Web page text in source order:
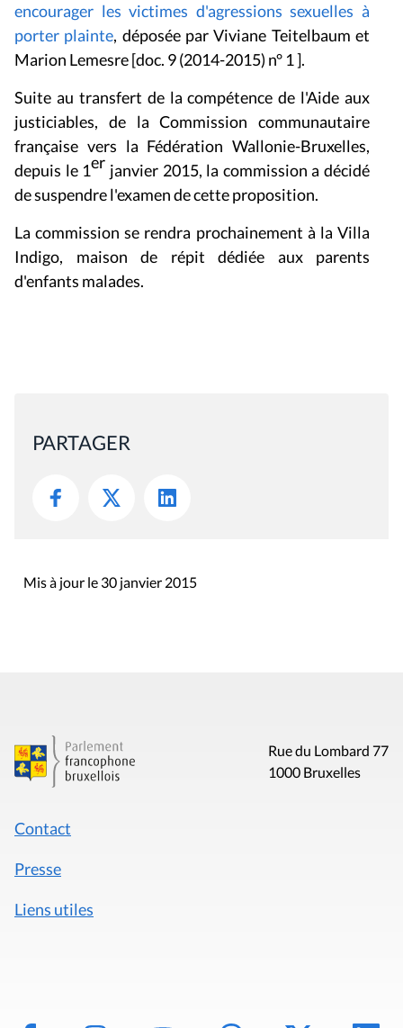
encourager les victimes d'agressions sexuelles à
porter plainte, déposée par Viviane Teitelbaum et
Marion Lemesre[doc. 9 (2014-2015) n° 1 ].
Suite au transfert de la compétence de l'Aide aux
justiciables, de la Commission communautaire
française vers la Fédération Wallonie-Bruxelles,
depuis le 1er janvier 2015, la commission a décidé
de suspendre l'examen de cette proposition.
La commission se rendra prochainement à la Villa
Indigo, maison de répit dédiée aux parents
d'enfants malades.
PARTAGER
Mis à jour le 30 janvier 2015
Rue du Lombard 77
1000 Bruxelles
Contact
Presse
Liens utiles